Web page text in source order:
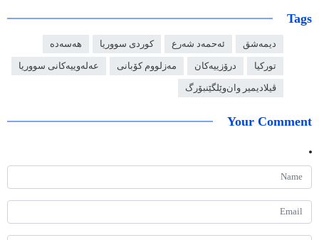
Tags
دیمەشق ئەحمەد شەرع کوردی سووریا هەسەدە
تورکیا درۆزییەکان مەزلووم کۆبانی عەلەوییەکانی سووریا
ڤیلادیمیر وان‌وێلگێنبۆرگ
Your Comment